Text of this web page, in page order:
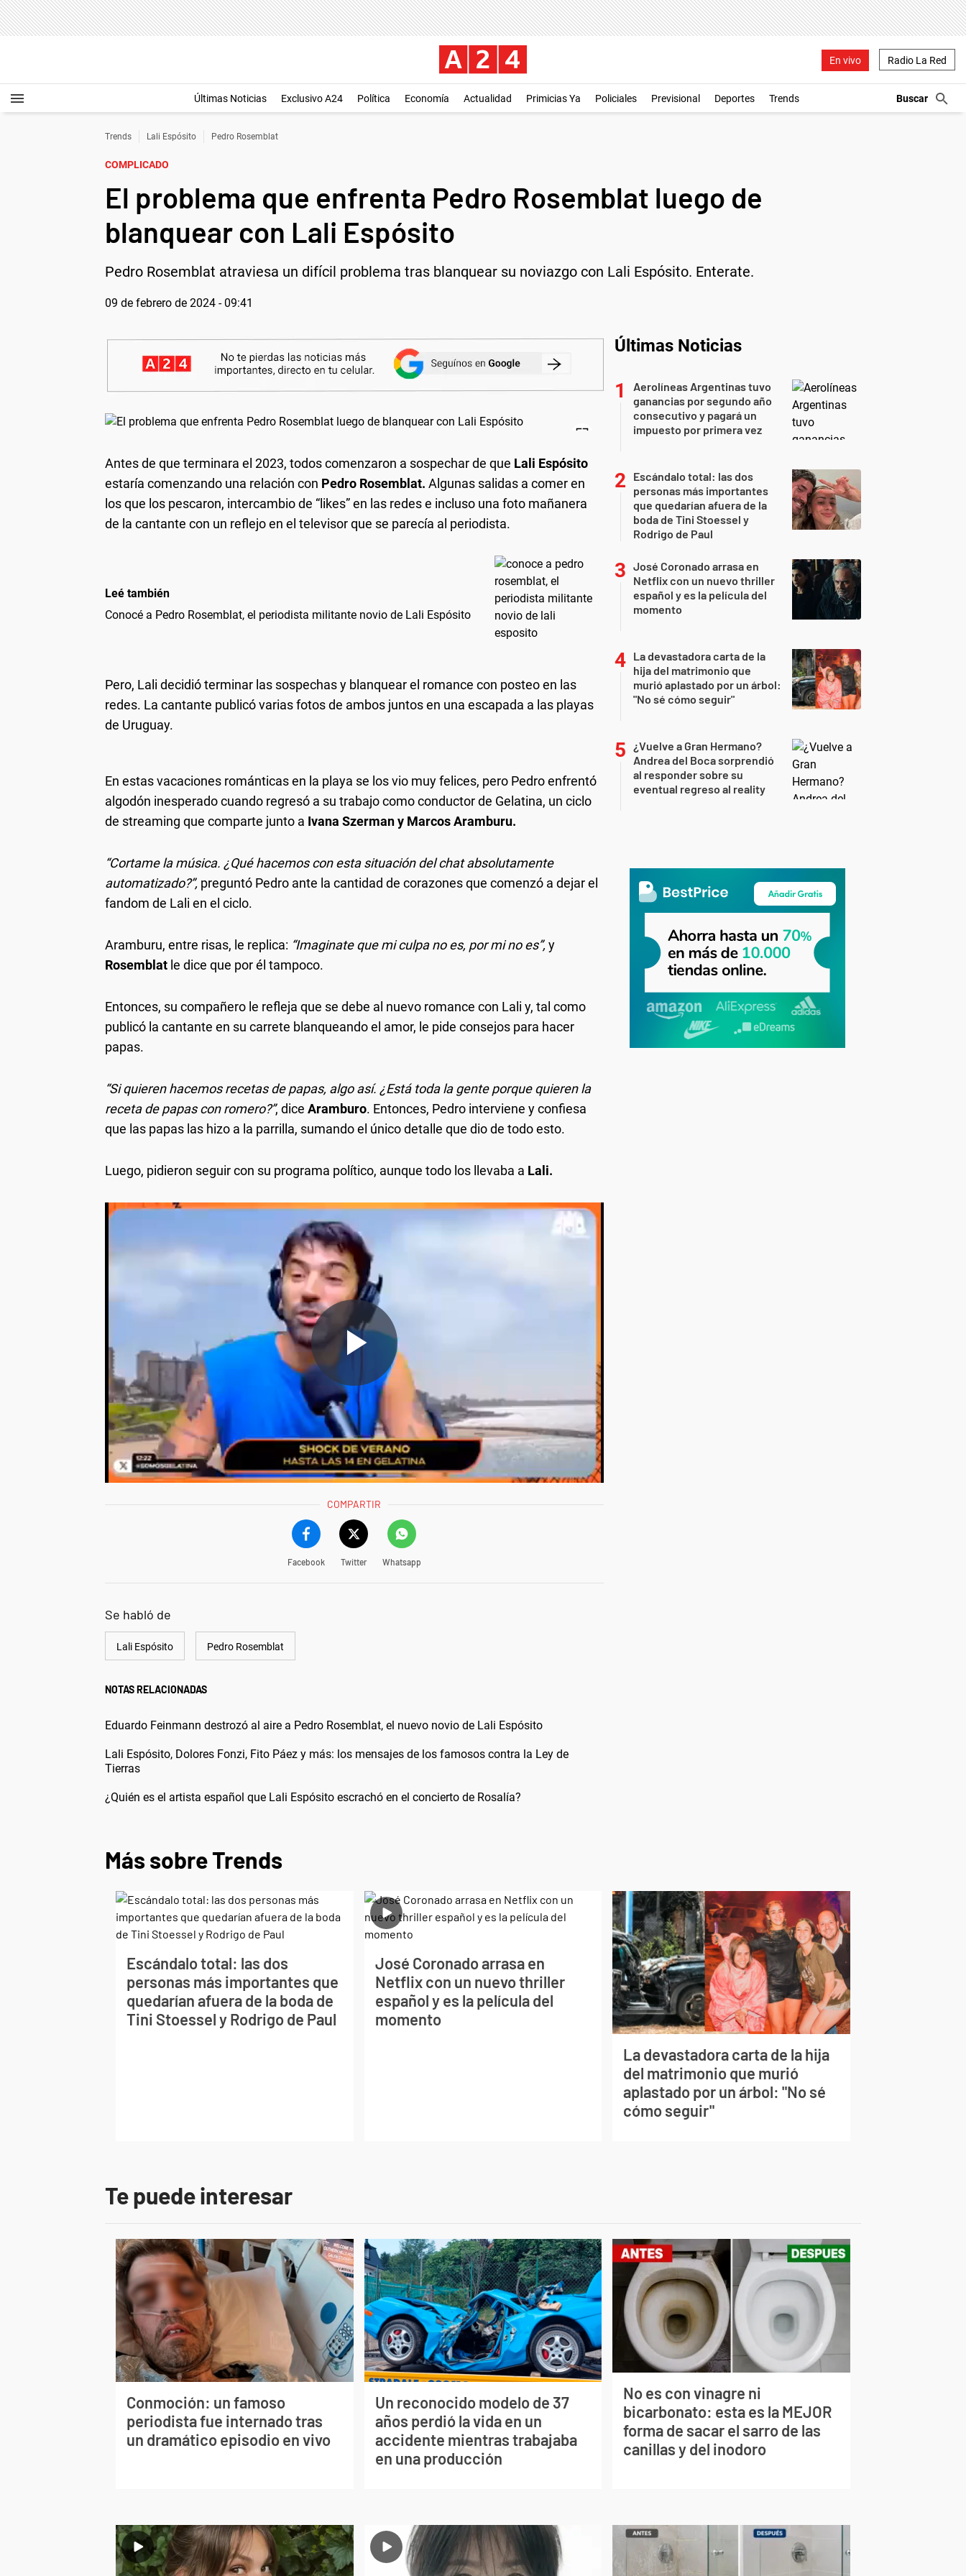
En vivo Radio La Red
Últimas Noticias Exclusivo A24 Política Economía Actualidad Primicias Ya Policiales Previsional Deportes Trends
Trends Lali Espósito Pedro Rosemblat
COMPLICADO
El problema que enfrenta Pedro Rosemblat luego de
blanquear con Lali Espósito
Pedro Rosemblat atraviesa un difícil problema tras blanquear su noviazgo con Lali Espósito. Enterate.
09 de febrero de 2024 - 09:41
Antes de que terminara el 2023, todos comenzaron a sospechar de que Lali Espósito
estaría comenzando una relación con Pedro Rosemblat. Algunas salidas a comer en
los que los pescaron, intercambio de “likes” en las redes e incluso una foto mañanera
de la cantante con un reflejo en el televisor que se parecía al periodista.
Leé también
Conocé a Pedro Rosemblat, el periodista militante novio de Lali Espósito
Pero, Lali decidió terminar las sospechas y blanquear el romance con posteo en las
redes. La cantante publicó varias fotos de ambos juntos en una escapada a las playas
de Uruguay.
En estas vacaciones románticas en la playa se los vio muy felices, pero Pedro enfrentó
algodón inesperado cuando regresó a su trabajo como conductor de Gelatina, un ciclo
de streaming que comparte junto a Ivana Szerman y Marcos Aramburu.
“Cortame la música. ¿Qué hacemos con esta situación del chat absolutamente
automatizado?”, preguntó Pedro ante la cantidad de corazones que comenzó a dejar el
fandom de Lali en el ciclo.
Aramburu, entre risas, le replica: “Imaginate que mi culpa no es, por mi no es”, y
Rosemblat le dice que por él tampoco.
Entonces, su compañero le refleja que se debe al nuevo romance con Lali y, tal como
publicó la cantante en su carrete blanqueando el amor, le pide consejos para hacer
papas.
“Si quieren hacemos recetas de papas, algo así. ¿Está toda la gente porque quieren la
receta de papas con romero?”, dice Aramburo. Entonces, Pedro interviene y confiesa
que las papas las hizo a la parrilla, sumando el único detalle que dio de todo esto.
Luego, pidieron seguir con su programa político, aunque todo los llevaba a Lali.
COMPARTIR
Facebook Twitter Whatsapp
Se habló de
Lali Espósito Pedro Rosemblat
NOTAS RELACIONADAS
Eduardo Feinmann destrozó al aire a Pedro Rosemblat, el nuevo novio de Lali Espósito
Lali Espósito, Dolores Fonzi, Fito Páez y más: los mensajes de los famosos contra la Ley de
Tierras
¿Quién es el artista español que Lali Espósito escrachó en el concierto de Rosalía?
Últimas Noticias
Aerolíneas Argentinas tuvo
ganancias por segundo año
consecutivo y pagará un
impuesto por primera vez
Escándalo total: las dos
personas más importantes
que quedarían afuera de la
boda de Tini Stoessel y
Rodrigo de Paul
José Coronado arrasa en
Netflix con un nuevo thriller
español y es la película del
momento
La devastadora carta de la
hija del matrimonio que
murió aplastado por un árbol:
"No sé cómo seguir"
¿Vuelve a Gran Hermano?
Andrea del Boca sorprendió
al responder sobre su
eventual regreso al reality
Más sobre Trends
Escándalo total: las dos
personas más importantes que
quedarían afuera de la boda de
Tini Stoessel y Rodrigo de Paul
José Coronado arrasa en
Netflix con un nuevo thriller
español y es la película del
momento
La devastadora carta de la hija
del matrimonio que murió
aplastado por un árbol: "No sé
cómo seguir"
Te puede interesar
Conmoción: un famoso
periodista fue internado tras
un dramático episodio en vivo
Un reconocido modelo de 37
años perdió la vida en un
accidente mientras trabajaba
en una producción
No es con vinagre ni
bicarbonato: esta es la MEJOR
forma de sacar el sarro de las
canillas y del inodoro